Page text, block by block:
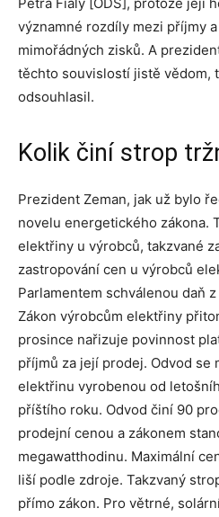
významné rozdíly mezi příjmy
mimořádných zisků. A
těchto souvislostí jistě vědom,
odsouhlasil.
Kolik činí strop
Prezident Zeman, jak už bylo
novelu energetického zákona.
elektřiny u výrobců, takzvané
zastropování cen u výrobců
Parlamentem schválenou daň
Zákon výrobcům elektřiny
prosince nařizuje povinnost
příjmů za její prodej. Odvod se
elektřinu vyrobenou od
příštího roku. Odvod činí 90
prodejní cenou a zákonem
megawatthodinu. Maximální
liší podle zdroje. Takzvaný
přímo zákon. Pro větrné,